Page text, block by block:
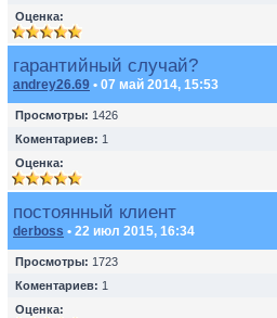
Оценка:
гарантийный случай?
andrey26.69 • 07 май 2014, 15:53
Просмотры: 1426
Коментариев: 1
Оценка:
постоянный клиент
derboss • 22 июл 2015, 16:34
Просмотры: 1723
Коментариев: 1
Оценка: